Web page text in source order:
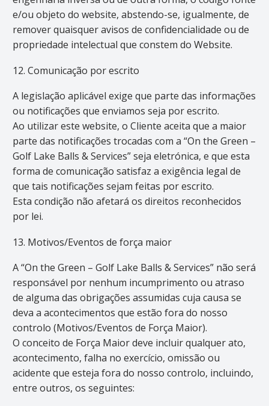
e/ou objeto do website, abstendo-se, igualmente, de
remover quaisquer avisos de confidencialidade ou de
propriedade intelectual que constem do Website.
12. Comunicação por escrito
A legislação aplicável exige que parte das informações
ou notificações que enviamos seja por escrito.
Ao utilizar este website, o Cliente aceita que a maior
parte das notificações trocadas com a “On the Green –
Golf Lake Balls & Services” seja eletrónica, e que esta
forma de comunicação satisfaz a exigência legal de
que tais notificações sejam feitas por escrito.
Esta condição não afetará os direitos reconhecidos
por lei.
13. Motivos/Eventos de força maior
A “On the Green – Golf Lake Balls & Services” não será
responsável por nenhum incumprimento ou atraso
de alguma das obrigações assumidas cuja causa se
deva a acontecimentos que estão fora do nosso
controlo (Motivos/Eventos de Força Maior).
O conceito de Força Maior deve incluir qualquer ato,
acontecimento, falha no exercício, omissão ou
acidente que esteja fora do nosso controlo, incluindo,
entre outros, os seguintes: